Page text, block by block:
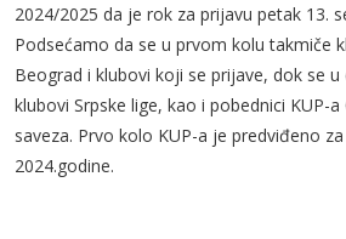
2024/2025 da je rok za prijavu petak 13.
Podsećamo da se u prvom kolu takmiče
Beograd i klubovi koji se prijave, dok se
klubovi Srpske lige, kao i pobednici KUP-
saveza. Prvo kolo KUP-a je predviđeno
2024.godine.